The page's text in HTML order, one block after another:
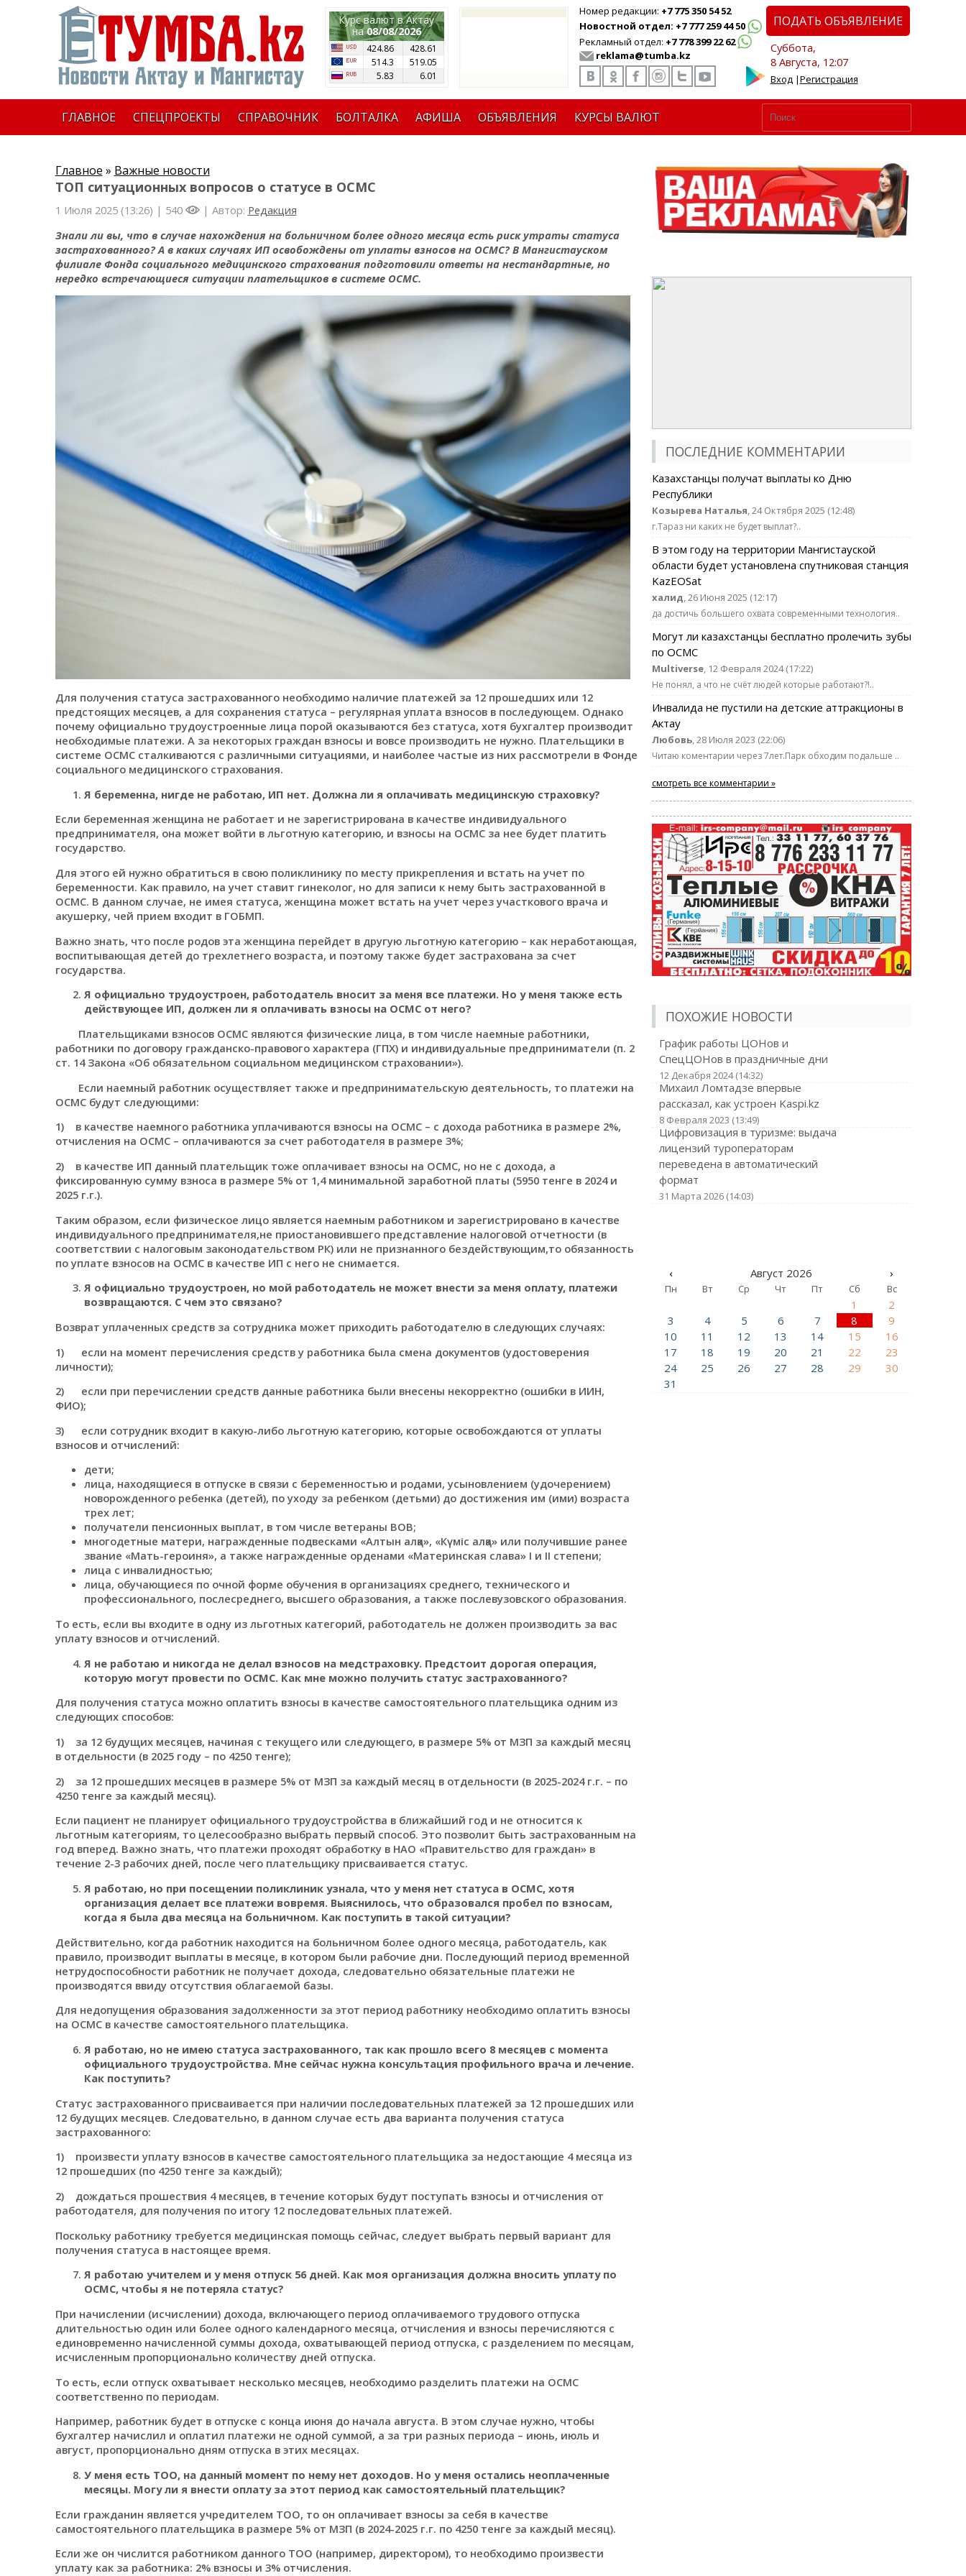
Курс валют в Актау
на08/08/2026
424.86
428.61
514.3
519.05
5.83
6.01
Номер редакции: +7 775 350 54 52
Новостной отдел: +7 777 259 44 50
Рекламный отдел: +7 778 399 22 62
reklama@tumba.kz
ПОДАТЬ ОБЪЯВЛЕНИЕ
Суббота,
8 Августа, 12:07
Вход|Регистрация
ГЛАВНОЕ СПЕЦПРОЕКТЫ СПРАВОЧНИК БОЛТАЛКА АФИША ОБЪЯВЛЕНИЯ КУРСЫ ВАЛЮТ
Главное » Важные новости
ТОП ситуационных вопросов о статусе в ОСМС
1 Июля 2025 (13:26) | 540 | Автор: Редакция
Знали ли вы, что в случае нахождения на больничном более одного месяца есть риск утраты статуса
застрахованного? А в каких случаях ИП освобождены от уплаты взносов на ОСМС? В Мангистауском
филиале Фонда социального медицинского страхования подготовили ответы на нестандартные, но
нередко встречающиеся ситуации плательщиков в системе ОСМС.
Для получения статуса застрахованного необходимо наличие платежей за 12 прошедших или 12
предстоящих месяцев, а для сохранения статуса – регулярная уплата взносов в последующем. Однако
почему официально трудоустроенные лица порой оказываются без статуса, хотя бухгалтер производит
необходимые платежи. А за некоторых граждан взносы и вовсе производить не нужно. Плательщики в
системе ОСМС сталкиваются с различными ситуациями, и наиболее частые из них рассмотрели в Фонде
социального медицинского страхования.
Я беременна, нигде не работаю, ИП нет. Должна ли я оплачивать медицинскую страховку?
Если беременная женщина не работает и не зарегистрирована в качестве индивидуального
предпринимателя, она может войти в льготную категорию, и взносы на ОСМС за нее будет платить
государство.
Для этого ей нужно обратиться в свою поликлинику по месту прикрепления и встать на учет по
беременности. Как правило, на учет ставит гинеколог, но для записи к нему быть застрахованной в
ОСМС. В данном случае, не имея статуса, женщина может встать на учет через участкового врача и
акушерку, чей прием входит в ГОБМП.
Важно знать, что после родов эта женщина перейдет в другую льготную категорию – как неработающая,
воспитывающая детей до трехлетнего возраста, и поэтому также будет застрахована за счет
государства.
Я официально трудоустроен, работодатель вносит за меня все платежи. Но у меня также есть
действующее ИП, должен ли я оплачивать взносы на ОСМС от него?
Плательщиками взносов ОСМС являются физические лица, в том числе наемные работники,
работники по договору гражданско-правового характера (ГПХ) и индивидуальные предприниматели (п. 2
ст. 14 Закона «Об обязательном социальном медицинском страховании»).
Если наемный работник осуществляет также и предпринимательскую деятельность, то платежи на
ОСМС будут следующими:
1) в качестве наемного работника уплачиваются взносы на ОСМС – с дохода работника в размере 2%,
отчисления на ОСМС – оплачиваются за счет работодателя в размере 3%;
2) в качестве ИП данный плательщик тоже оплачивает взносы на ОСМС, но не с дохода, а
фиксированную сумму взноса в размере 5% от 1,4 минимальной заработной платы (5950 тенге в 2024 и
2025 г.г.).
Таким образом, если физическое лицо является наемным работником и зарегистрировано в качестве
индивидуального предпринимателя,не приостановившего представление налоговой отчетности (в
соответствии с налоговым законодательством РК) или не признанного бездействующим,то обязанность
по уплате взносов на ОСМС в качестве ИП с него не снимается.
Я официально трудоустроен, но мой работодатель не может внести за меня оплату, платежи
возвращаются. С чем это связано?
Возврат уплаченных средств за сотрудника может приходить работодателю в следующих случаях:
1) если на момент перечисления средств у работника была смена документов (удостоверения
личности);
2) если при перечислении средств данные работника были внесены некорректно (ошибки в ИИН,
ФИО);
3) если сотрудник входит в какую-либо льготную категорию, которые освобождаются от уплаты
взносов и отчислений:
дети;
лица, находящиеся в отпуске в связи с беременностью и родами, усыновлением (удочерением)
новорожденного ребенка (детей), по уходу за ребенком (детьми) до достижения им (ими) возраста
трех лет;
получатели пенсионных выплат, в том числе ветераны ВОВ;
многодетные матери, награжденные подвесками «Алтын алқа», «Күміс алқа» или получившие ранее
звание «Мать-героиня», а также награжденные орденами «Материнская слава» I и II степени;
лица с инвалидностью;
лица, обучающиеся по очной форме обучения в организациях среднего, технического и
профессионального, послесреднего, высшего образования, а также послевузовского образования.
То есть, если вы входите в одну из льготных категорий, работодатель не должен производить за вас
уплату взносов и отчислений.
Я не работаю и никогда не делал взносов на медстраховку. Предстоит дорогая операция,
которую могут провести по ОСМС. Как мне можно получить статус застрахованного?
Для получения статуса можно оплатить взносы в качестве самостоятельного плательщика одним из
следующих способов:
1) за 12 будущих месяцев, начиная с текущего или следующего, в размере 5% от МЗП за каждый месяц
в отдельности (в 2025 году – по 4250 тенге);
2) за 12 прошедших месяцев в размере 5% от МЗП за каждый месяц в отдельности (в 2025-2024 г.г. – по
4250 тенге за каждый месяц).
Если пациент не планирует официального трудоустройства в ближайший год и не относится к
льготным категориям, то целесообразно выбрать первый способ. Это позволит быть застрахованным на
год вперед. Важно знать, что платежи проходят обработку в НАО «Правительство для граждан» в
течение 2-3 рабочих дней, после чего плательщику присваивается статус.
Я работаю, но при посещении поликлиник узнала, что у меня нет статуса в ОСМС, хотя
организация делает все платежи вовремя. Выяснилось, что образовался пробел по взносам,
когда я была два месяца на больничном. Как поступить в такой ситуации?
Действительно, когда работник находится на больничном более одного месяца, работодатель, как
правило, производит выплаты в месяце, в котором были рабочие дни. Последующий период временной
нетрудоспособности работник не получает дохода, следовательно обязательные платежи не
производятся ввиду отсутствия облагаемой базы.
Для недопущения образования задолженности за этот период работнику необходимо оплатить взносы
на ОСМС в качестве самостоятельного плательщика.
Я работаю, но не имею статуса застрахованного, так как прошло всего 8 месяцев с момента
официального трудоустройства. Мне сейчас нужна консультация профильного врача и лечение.
Как поступить?
Статус застрахованного присваивается при наличии последовательных платежей за 12 прошедших или
12 будущих месяцев. Следовательно, в данном случае есть два варианта получения статуса
застрахованного:
1) произвести уплату взносов в качестве самостоятельного плательщика за недостающие 4 месяца из
12 прошедших (по 4250 тенге за каждый);
2) дождаться прошествия 4 месяцев, в течение которых будут поступать взносы и отчисления от
работодателя, для получения по итогу 12 последовательных платежей.
Поскольку работнику требуется медицинская помощь сейчас, следует выбрать первый вариант для
получения статуса в настоящее время.
Я работаю учителем и у меня отпуск 56 дней. Как моя организация должна вносить уплату по
ОСМС, чтобы я не потеряла статус?
При начислении (исчислении) дохода, включающего период оплачиваемого трудового отпуска
длительностью один или более одного календарного месяца, отчисления и взносы перечисляются с
единовременно начисленной суммы дохода, охватывающей период отпуска, с разделением по месяцам,
исчисленным пропорционально количеству дней отпуска.
То есть, если отпуск охватывает несколько месяцев, необходимо разделить платежи на ОСМС
соответственно по периодам.
Например, работник будет в отпуске с конца июня до начала августа. В этом случае нужно, чтобы
бухгалтер начислил и оплатил платежи не одной суммой, а за три разных периода – июнь, июль и
август, пропорционально дням отпуска в этих месяцах.
У меня есть ТОО, на данный момент по нему нет доходов. Но у меня остались неоплаченные
месяцы. Могу ли я внести оплату за этот период как самостоятельный плательщик?
Если гражданин является учредителем ТОО, то он оплачивает взносы за себя в качестве
самостоятельного плательщика в размере 5% от МЗП (в 2024-2025 г.г. по 4250 тенге за каждый месяц).
Если же он числится работником данного ТОО (например, директором), то необходимо произвести
уплату как за работника: 2% взносы и 3% отчисления.
ПОСЛЕДНИЕ КОММЕНТАРИИ
Казахстанцы получат выплаты ко Дню
Республики
Козырева Наталья, 24 Октября 2025 (12:48)
г.Тараз ни каких не будет выплат?..
В этом году на территории Мангистауской
области будет установлена спутниковая станция
KazEOSat
халид, 26 Июня 2025 (12:17)
да достичь большего охвата современными технология..
Могут ли казахстанцы бесплатно пролечить зубы
по ОСМС
Multiverse, 12 Февраля 2024 (17:22)
Не понял, а что не счёт людей которые работают?!..
Инвалида не пустили на детские аттракционы в
Актау
Любовь, 28 Июля 2023 (22:06)
Читаю коментарии через 7лет.Парк обходим подальше ..
смотреть все комментарии »
ПОХОЖИЕ НОВОСТИ
График работы ЦОНов и
СпецЦОНов в праздничные дни
12 Декабря 2024 (14:32)
Михаил Ломтадзе впервые
рассказал, как устроен Kaspi.kz
8 Февраля 2023 (13:49)
Цифровизация в туризме: выдача
лицензий туроператорам
переведена в автоматический
формат
31 Марта 2026 (14:03)
‹ Август 2026 ›
Пн Вт Ср Чт Пт Сб Вс
1
2
3
4 5 6 7 8
9
10
11 12 13 14 15
16
17
18 19 20 21 22
23
24
25 26 27 28 29
30
31